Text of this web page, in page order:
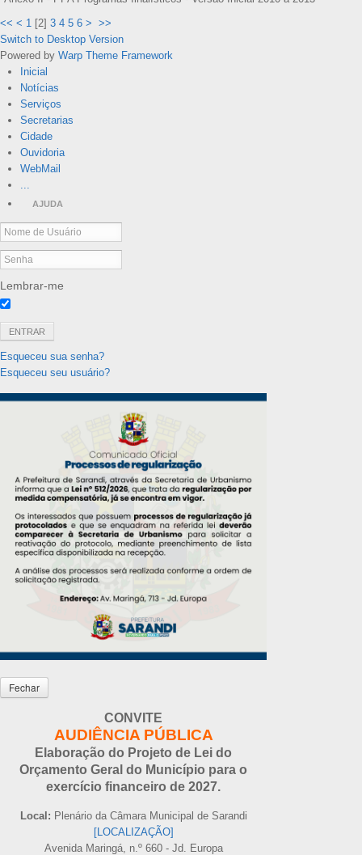
<< < 1 [2] 3 4 5 6 > >>
Switch to Desktop Version
Powered by Warp Theme Framework
Inicial
Notícias
Serviços
Secretarias
Cidade
Ouvidoria
WebMail
...
AJUDA
Lembrar-me
ENTRAR
Esqueceu sua senha?
Esqueceu seu usuário?
Fechar
CONVITE
AUDIÊNCIA PÚBLICA
Elaboração do Projeto de Lei do
Orçamento Geral do Município para o
exercício financeiro de 2027.
Local: Plenário da Câmara Municipal de Sarandi
[LOCALIZAÇÃO]
Avenida Maringá, n.º 660 - Jd. Europa